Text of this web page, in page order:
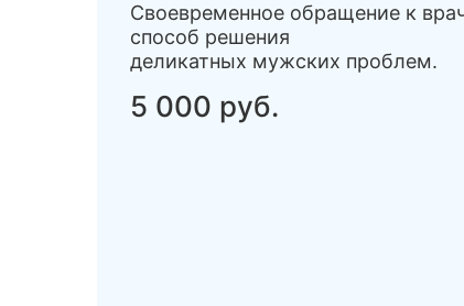
Своевременное обращение к
способ решения
деликатных мужских проблем.
5 000 руб.